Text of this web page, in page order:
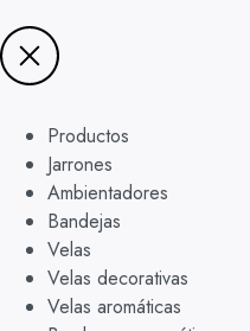
Productos
Jarrones
Ambientadores
Bandejas
Velas
Velas decorativas
Velas aromáticas